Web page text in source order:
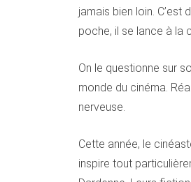
jamais bien loin.
poche, il se lance à la
On le questionne sur
monde du cinéma.
nerveuse.
Cette année, le
inspire tout